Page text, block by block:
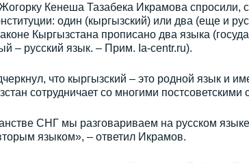
Кенеша Тазабека Икрамова спросили,
один (кыргызский) или два (еще и
Кыргызстана прописано два языка
– русский язык. – Прим. Ia-centr.ru).
что кыргызский – это родной язык и
сотрудничает со многими постсоветскими
СНГ мы разговариваем на русском
языком», – ответил Икрамов.